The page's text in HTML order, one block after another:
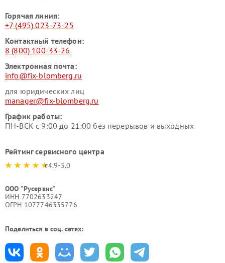
Горячая линия:
+7 (495) 023-73-25
Контактный телефон:
8 (800) 100-33-26
Электронная почта:
info@fix-blomberg.ru
для юридических лиц
manager@fix-blomberg.ru
График работы:
ПН-ВСК с 9:00 до 21:00 без перерывов и выходных
Рейтинг сервисного центра
4.9-5.0
ООО "Русервис"
ИНН 7702633247
ОГРН 1077746335776
Поделиться в соц. сетях: